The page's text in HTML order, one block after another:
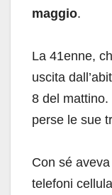
maggio.
La 41enne,
uscita
8 del
perse le sue
Con sé
telefoni